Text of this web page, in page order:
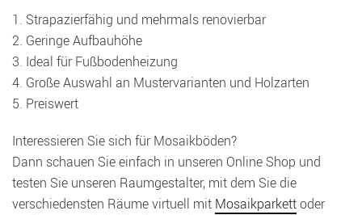
1. Strapazierfähig und mehrmals renovierbar
2. Geringe Aufbauhöhe
3. Ideal für Fußbodenheizung
4. Große Auswahl an Mustervarianten und Holzarten
5. Preiswert
Interessieren Sie sich für Mosaikböden?
Dann schauen Sie einfach in unseren Online Shop und
testen Sie unseren Raumgestalter, mit dem Sie die
verschiedensten Räume virtuell mit Mosaikparkettoder